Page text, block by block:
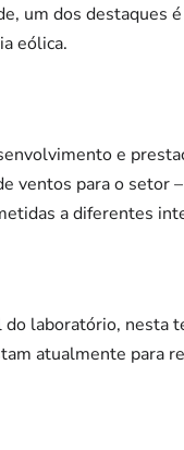
um dos
eólica.
e
ventos para o setor
a diferentes
do laboratório,
atualmente para